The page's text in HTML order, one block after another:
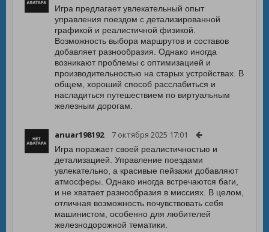
Игра предлагает увлекательный опыт
управления поездом с детализированной
графикой и реалистичной физикой.
Возможность выбора маршрутов и составов
добавляет разнообразия. Однако иногда
возникают проблемы с оптимизацией и
производительностью на старых устройствах. В
общем, хороший способ расслабиться и
насладиться путешествием по виртуальным
железным дорогам.
anuar198192 7 октября 2025 17:01
Игра поражает своей реалистичностью и
детализацией. Управление поездами
увлекательно, а красивые пейзажи добавляют
атмосферы. Однако иногда встречаются баги,
и не хватает разнообразия в миссиях. В целом,
отличная возможность почувствовать себя
машинистом, особенно для любителей
железнодорожной тематики.